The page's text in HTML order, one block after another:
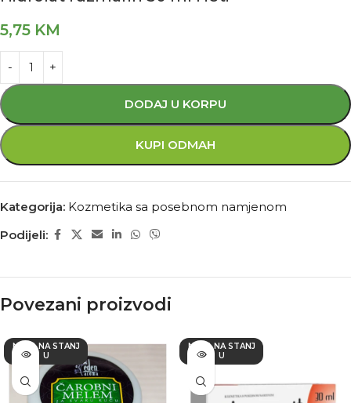
5,75 KM
DODAJ U KORPU
KUPI ODMAH
Kategorija: Kozmetika sa posebnom namjenom
Podijeli:
Povezani proizvodi
NEMA NA STANJ
U
NEMA NA STANJ
U